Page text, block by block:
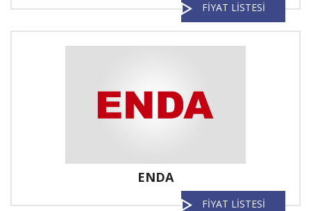
FİYAT LİSTESİ
ENDA
FİYAT LİSTESİ